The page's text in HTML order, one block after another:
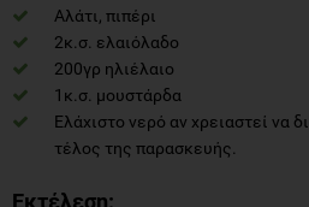
Αλάτι, πιπέρι
2κ.σ. ελαιόλαδο
200γρ ηλιέλαιο
1κ.σ. μουστάρδα
Ελάχιστο νερό αν χρειαστεί να
τέλος της παρασκευής.
Εκτέλεση: